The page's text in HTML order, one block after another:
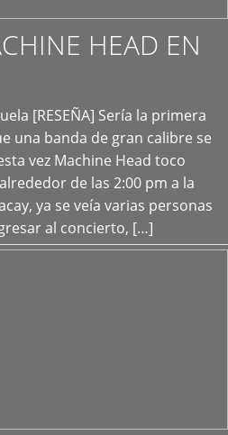
HEAD EN
[RESEÑA] Sería la primera
una banda de gran calibre se
vez Machine Head toco
de las 2:00 pm a la
ya se veía varias personas
al concierto, […]
+